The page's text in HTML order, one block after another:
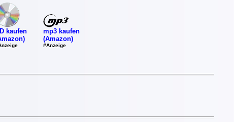
kaufen
mp3 kaufen
(Amazon)
#Anzeige